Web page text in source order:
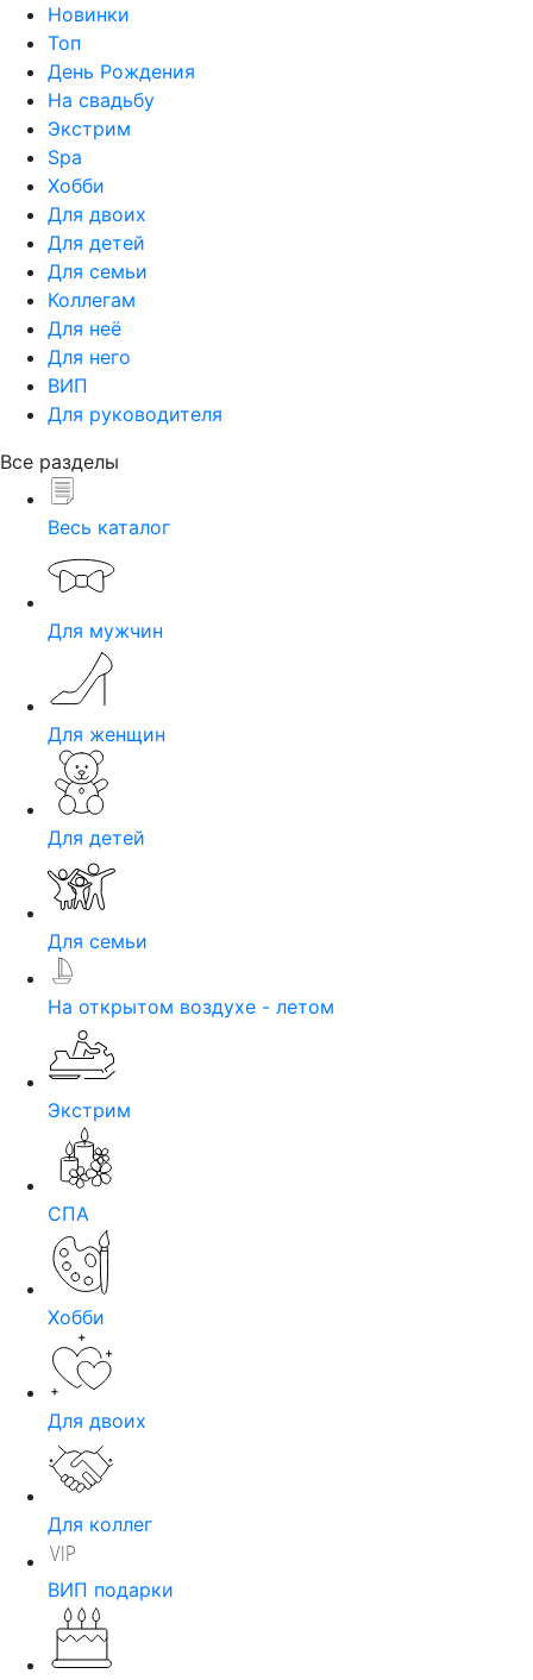
Новинки
Топ
День Рождения
На свадьбу
Экстрим
Spa
Хобби
Для двоих
Для детей
Для семьи
Коллегам
Для неё
Для него
ВИП
Для руководителя
Все разделы
Весь каталог
Для мужчин
Для женщин
Для детей
Для семьи
На открытом воздухе - летом
Экстрим
СПА
Хобби
Для двоих
Для коллег
ВИП подарки